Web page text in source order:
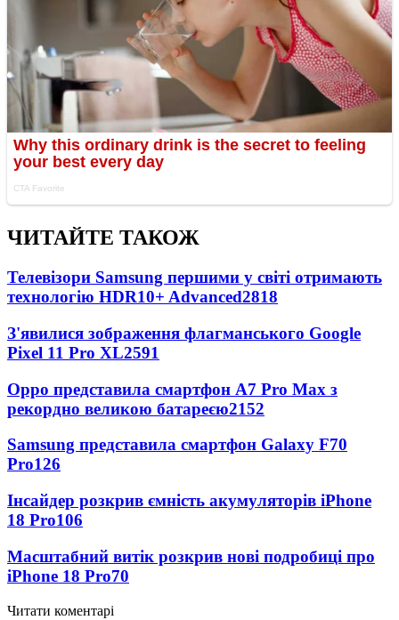
ЧИТАЙТЕ ТАКОЖ
Телевізори Samsung першими у світі отримають
технологію HDR10+ Advanced2818
З'явилися зображення флагманського Google
Pixel 11 Pro XL2591
Oppo представила смартфон A7 Pro Max з
рекордно великою батареєю2152
Samsung представила смартфон Galaxy F70
Pro126
Інсайдер розкрив ємність акумуляторів iPhone
18 Pro106
Масштабний витік розкрив нові подробиці про
iPhone 18 Pro70
Читати коментарі